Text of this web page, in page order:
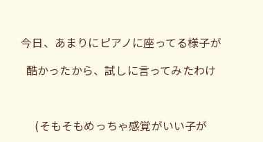
今日、あまりにピアノに座ってる様子が
酷かったから、試しに言ってみたわけ
(そもそもめっちゃ感覚がいい子が